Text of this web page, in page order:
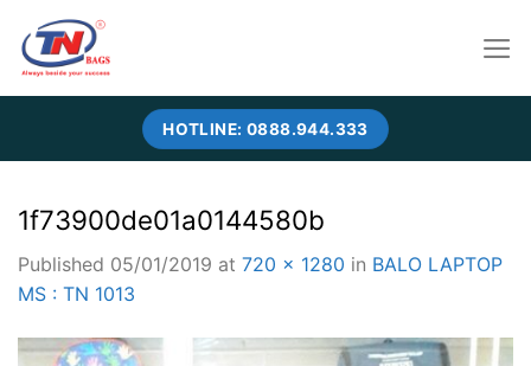
content
HOTLINE: 0888.944.333
1f73900de01a0144580b
Published 05/01/2019 at 720 × 1280 in BALO LAPTOP
MS : TN 1013